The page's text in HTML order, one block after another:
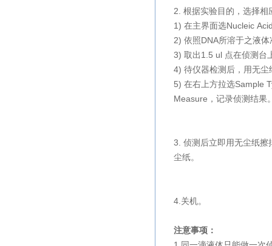
2. 根据实验目的，选择
1) 在主界面选Nucleic
2) 依照DNA所溶于之液
3) 取出1.5 ul 点在侦测台
4) 待仪器检测后，用无尘
5) 在右上方拉选Sample
Measure，记录侦测结果
3. 侦测后立即用无尘纸擦
尘纸。
4.关机。
注意事项：